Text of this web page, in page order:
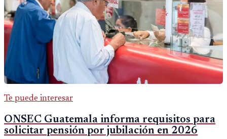
Te puede interesar
ONSEC Guatemala informa requisitos para
solicitar pensión por jubilación en 2026